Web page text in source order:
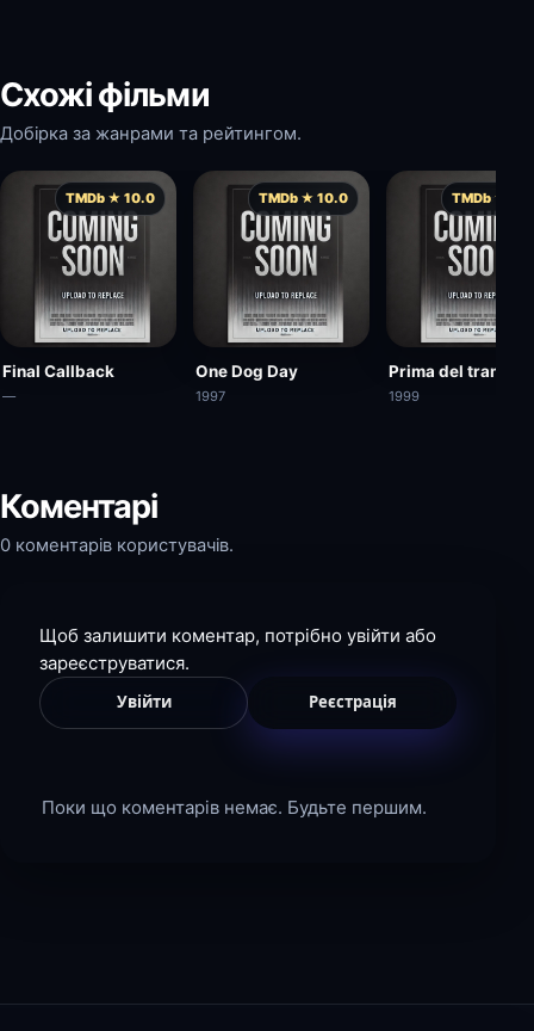
Схожі фільми
Добірка за жанрами та рейтингом.
TMDb ★ 10.0
Final Callback
—
TMDb ★ 10.0
One Dog Day
1997
TMDb ★
Prima del
1999
Коментарі
0 коментарів користувачів.
Щоб залишити коментар, потрібно увійти або
зареєструватися.
Увійти Реєстрація
Поки що коментарів немає. Будьте першим.